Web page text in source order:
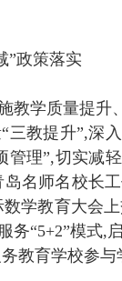
”政策落实
教学质量提
三教提升”,深
管理”,切实减
名师名校长
学教育大会
务“5+2”模式
教育学校参与